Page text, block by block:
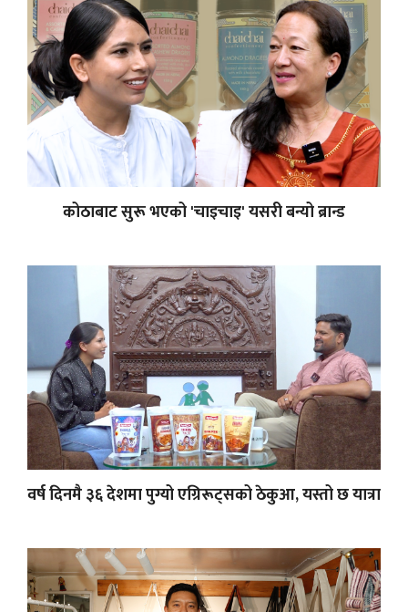
कोठाबाट सुरू भएको 'चाइचाइ' यसरी बन्यो ब्रान्ड
वर्ष दिनमै ३६ देशमा पुग्यो एग्रिरूट्सको ठेकुआ, यस्तो छ यात्रा